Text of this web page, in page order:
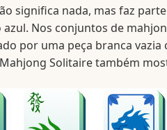
significa nada, mas faz
azul. Nos conjuntos de
por uma peça branca
Solitaire também